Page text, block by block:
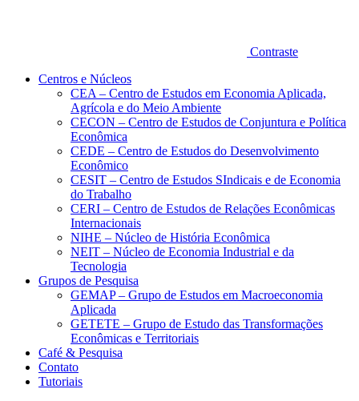
Contraste
Centros e Núcleos
CEA – Centro de Estudos em Economia Aplicada,
Agrícola e do Meio Ambiente
CECON – Centro de Estudos de Conjuntura e Política
Econômica
CEDE – Centro de Estudos do Desenvolvimento
Econômico
CESIT – Centro de Estudos SIndicais e de Economia
do Trabalho
CERI – Centro de Estudos de Relações Econômicas
Internacionais
NIHE – Núcleo de História Econômica
NEIT – Núcleo de Economia Industrial e da
Tecnologia
Grupos de Pesquisa
GEMAP – Grupo de Estudos em Macroeconomia
Aplicada
GETETE – Grupo de Estudo das Transformações
Econômicas e Territoriais
Café & Pesquisa
Contato
Tutoriais